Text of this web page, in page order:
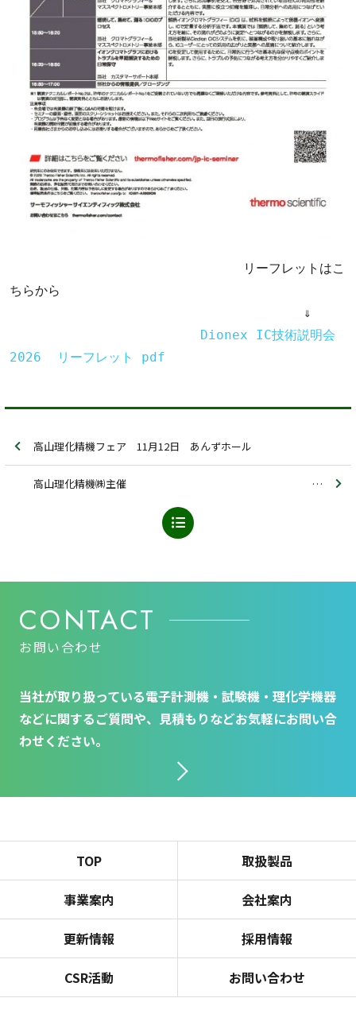
リーフレットはこ
ちらから
Dionex IC技術説明会
2026  リーフレット pdf
高山理化精機フェア 11月12日 あんずホール
高山理化精機㈱主催 Agilent Webセミナー 開催のお知らせ 日時：2026年5月21日(木) 14:00 ～ 16:00
CONTACT
お問い合わせ
当社が取り扱っている電子計測機・試験機・理化学機器
などに関するご質問や、見積もりなどお気軽にお問い合
わせください。
TOP 取扱製品
事業案内 会社案内
更新情報 採用情報
CSR活動 お問い合わせ